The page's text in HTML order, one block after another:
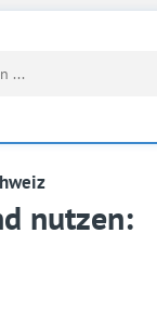
nutzen: